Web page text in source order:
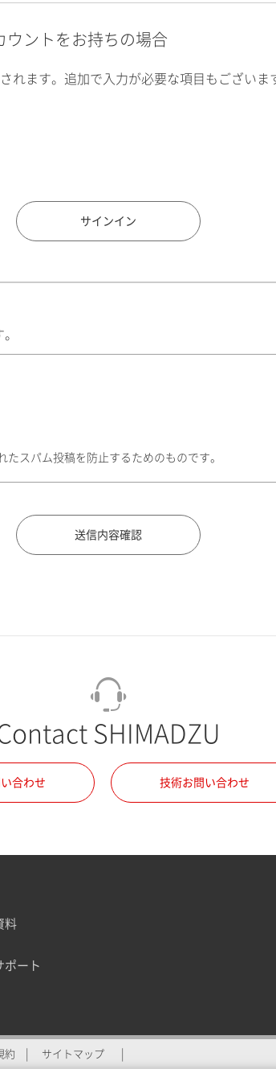
住所検索
Analyticalへの登録を
ウントをお持ちの場合
ます。追加で入力が必要な項目もございま
サインイン
スパム投稿を防止するためのものです。
SHIMADZU
合わせ 技術お問い合わせ
料
ポート
約 サイトマップ